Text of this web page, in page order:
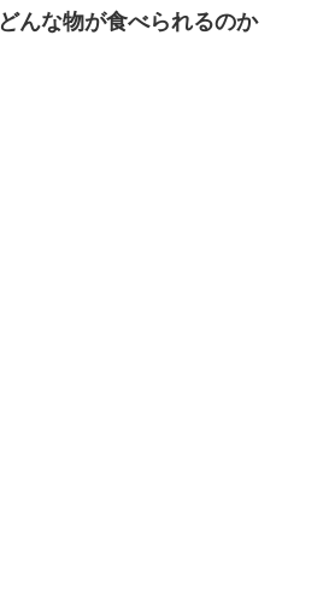
どんな物が食べられるのか